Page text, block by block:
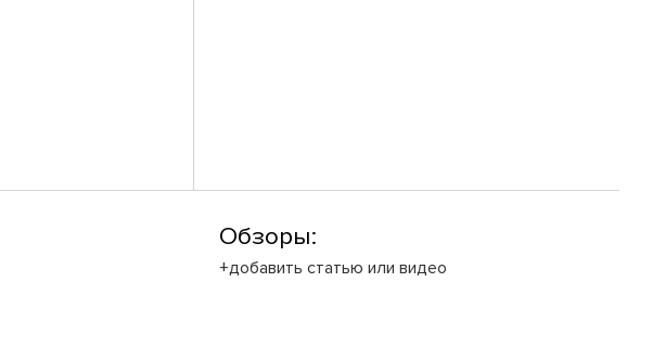
Обзоры:
+добавить статью или видео